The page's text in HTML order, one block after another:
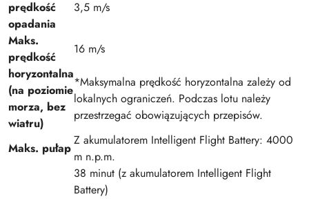
prędkość
opadania
3,5 m/s
Maks.
prędkość
horyzontalna
(na poziomie
morza, bez
wiatru)
16 m/s
*Maksymalna prędkość horyzontalna zależy od
lokalnych ograniczeń. Podczas lotu należy
przestrzegać obowiązujących przepisów.
Maks. pułap
Z akumulatorem Intelligent Flight Battery: 4000
m n.p.m.
38 minut (z akumulatorem Intelligent Flight
Battery)